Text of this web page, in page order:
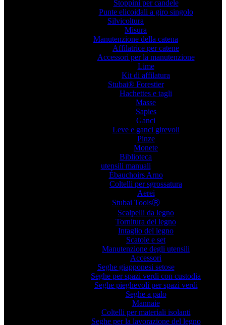
Stoppini per candele
Punte elicoidali a giro singolo
Silvicoltura
Misura
Manutenzione della catena
Affilatrice per catene
Accessori per la manutenzione
Lime
Kit di affilatura
Stubai® Forestier
Hachettes e tagli
Masse
Sapies
Ganci
Leve e ganci girevoli
Pinze
Monete
Biblioteca
utensili manuali
Ébauchoirs Arno
Coltelli per sgrossatura
Aerei
Stubai ToolsⓇ
Scalpelli da legno
Tornitura del legno
Intaglio del legno
Scatole e set
Manutenzione degli utensili
Accessori
Seghe giapponesi setose
Seghe per spazi verdi con custodia
Seghe pieghevoli per spazi verdi
Seghe a palo
Mannaie
Coltelli per materiali isolanti
Seghe per la lavorazione del legno